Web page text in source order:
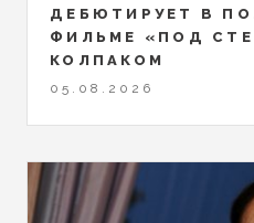
ДЕБЮТИРУЕТ В
ФИЛЬМЕ «ПОД
КОЛПАКОМ
05.08.2026